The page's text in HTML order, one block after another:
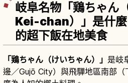
岐阜名物「鶏ちゃん
Kei-chan）」是什麼
的超下飯在地美食
「鶏ちゃん（けいちゃん）」 是岐
邊／Gujō City）與飛驒地區南部（